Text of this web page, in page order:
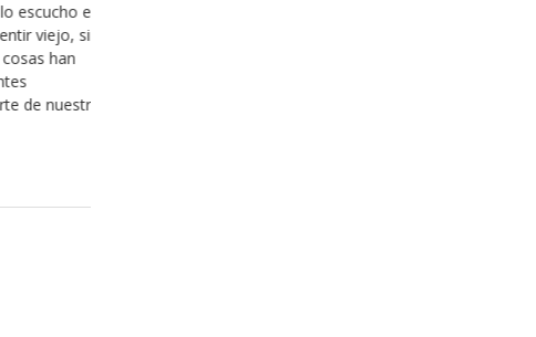
caben los
afán de
lo